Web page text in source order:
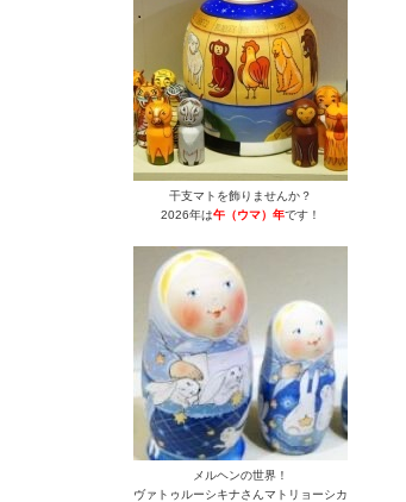
干支マトを飾りませんか？
2026年は午（ウマ）年です！
メルヘンの世界！
ヴァトゥルーシキナさんマトリョーシカ